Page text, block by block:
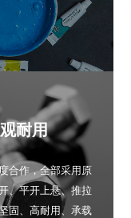
耐用
合作，全部采用原
、平开上悬、推拉
固、高耐用、承载